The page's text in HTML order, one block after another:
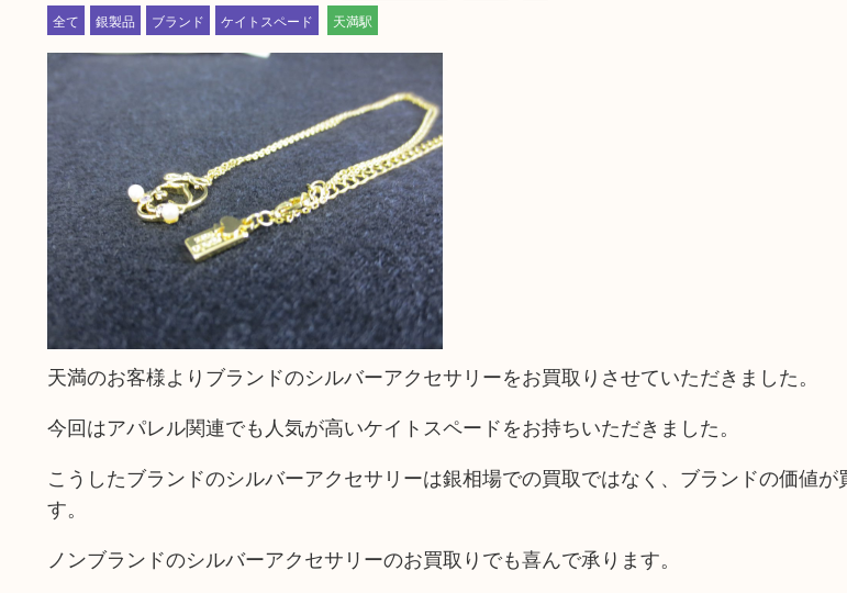
全て
銀製品 ブランド ケイトスペード 天満駅
天満のお客様よりブランドのシルバーアクセサリーをお買取りさせていただきました。
今回はアパレル関連でも人気が高いケイトスペードをお持ちいただきました。
こうしたブランドのシルバーアクセサリーは銀相場での買取ではなく、ブランドの価値が
す。
ノンブランドのシルバーアクセサリーのお買取りでも喜んで承ります。